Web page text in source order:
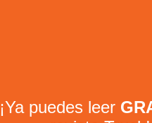
¡Ya puedes leer